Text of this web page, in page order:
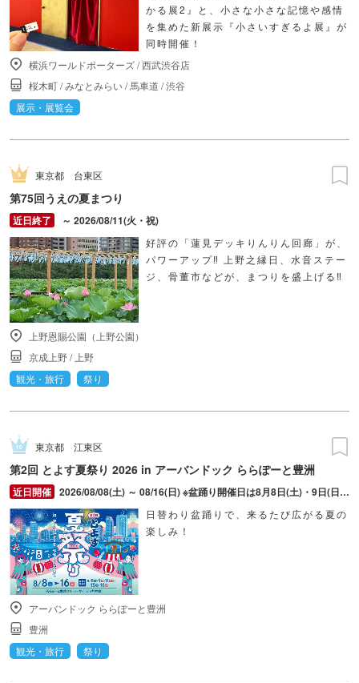
かる展2』と、小さな小さな記憶や感情
を集めた新展示『小さいすぎるよ展』が
同時開催！
横浜ワールドポーターズ/西武渋谷店
桜木町/みなとみらい/馬車道 /渋谷
展示・展覧会
東京都 台東区
第75回うえの夏まつり
～ 2026/08/11(火・祝)
好評の「蓮見デッキりんりん回廊」が、
パワーアップ‼ 上野之縁日、水音ステー
ジ、骨董市などが、まつりを盛上げる‼
上野恩賜公園（上野公園）
京成上野/上野
観光・旅行
祭り
東京都 江東区
第2回 とよす夏祭り 2026 in アーバンドック ららぽーと豊洲
2026/08/08(土) ～ 08/16(日) ※盆踊り開催日は8月8日(土)・9日(日)・11日(火・祝)・15日(土)・16日(日)のみ。 ※縁日およびキッチンカーについては期間中の全日程営業予定。 ※開催コンテンツは日によって異なります。
日替わり盆踊りで、来るたび広がる夏の
楽しみ！
アーバンドック ららぽーと豊洲
豊洲
観光・旅行
祭り